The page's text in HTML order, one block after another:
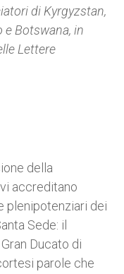
di Kyrgyzstan,
e Botswana, in
Lettere
della
accreditano
plenipotenziari dei
Sede: il
Ducato di
parole che